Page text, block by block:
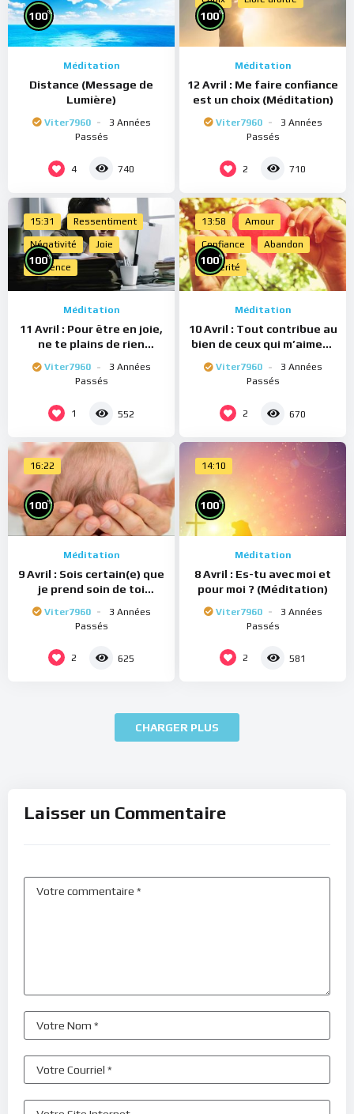
100%
Méditation
Distance (Message de
Lumière)
Viter7960
3 Années
Passés
4 740
100%
Méditation
12 Avril : Me faire confiance
est un choix (Méditation)
Viter7960
3 Années
Passés
2 710
15:31 Ressentiment
Négativité Joie
Présence
100%
Méditation
11 Avril : Pour être en joie,
ne te plains de rien
Viter7960
3 Années
Passés
1 552
13:58 Amour
Confiance Abandon
Sincérité
100%
Méditation
10 Avril : Tout contribue au
bien de ceux qui m’aiment
Viter7960
3 Années
Passés
2 670
16:22
100%
Méditation
9 Avril : Sois certain(e) que
je prend soin de toi
Viter7960
3 Années
Passés
2 625
14:10
100%
Méditation
8 Avril : Es-tu avec moi et
pour moi ? (Méditation)
Viter7960
3 Années
Passés
2 581
CHARGER PLUS
Laisser un Commentaire